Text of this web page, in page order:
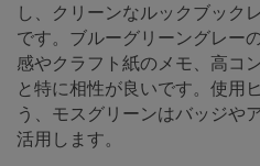
し、クリーンなルックブック
です。ブルーグリーングレー
感やクラフト紙のメモ、高コ
と特に相性が良いです。使用
う、モスグリーンはバッジや
活用します。